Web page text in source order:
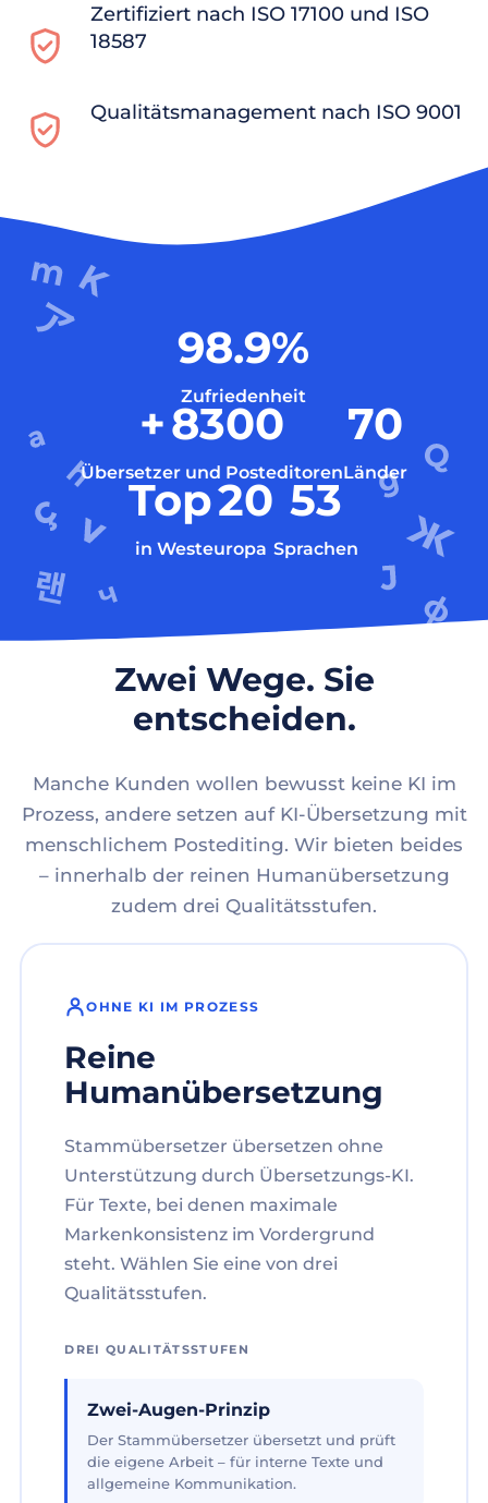
Zertifiziert nach ISO 17100 und ISO
18587
Qualitätsmanagement nach ISO 9001
98.9%
Zufriedenheit
+8300
Übersetzer und Posteditoren
70
Länder
Top20
in Westeuropa
53
Sprachen
Zwei Wege. Sie
entscheiden.
Manche Kunden wollen bewusst keine KI im
Prozess, andere setzen auf KI-Übersetzung mit
menschlichem Postediting. Wir bieten beides
– innerhalb der reinen Humanübersetzung
zudem drei Qualitätsstufen.
OHNE KI IM PROZESS
Reine
Humanübersetzung
Stammübersetzer übersetzen ohne
Unterstützung durch Übersetzungs-KI.
Für Texte, bei denen maximale
Markenkonsistenz im Vordergrund
steht. Wählen Sie eine von drei
Qualitätsstufen.
DREI QUALITÄTSSTUFEN
Zwei-Augen-Prinzip
Der Stammübersetzer übersetzt und prüft
die eigene Arbeit – für interne Texte und
allgemeine Kommunikation.